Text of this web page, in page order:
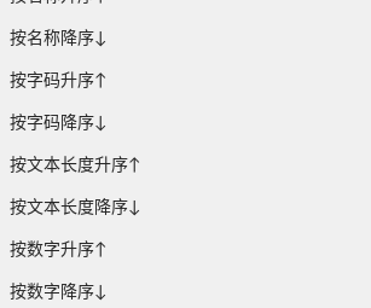
按名称降序↓
按字码升序↑
按字码降序↓
按文本长度升序↑
按文本长度降序↓
按数字升序↑
按数字降序↓